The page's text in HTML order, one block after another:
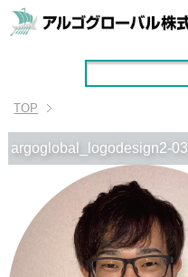
TOP
argoglobal_logodesign2-03